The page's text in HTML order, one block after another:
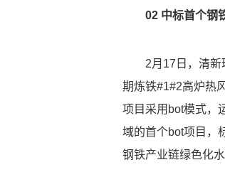
02 中标首个钢铁
2月17日，清新环
期炼铁#1#2高炉热
项目采用bot模式，
域的首个bot项目，
钢铁产业链绿色化